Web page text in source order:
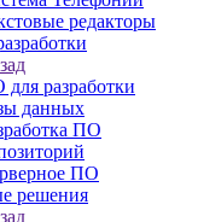
редакторы
разработки
данных
ПО
ПО
решения